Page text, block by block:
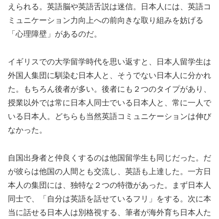
えられる。英語脳や英語舌説は迷信。日本人には、英語コ
ミュニケーション力向上への前向きな取り組みを妨げる
「心理障壁」があるのだ。
イギリスでの大学留学時代を思い返すと、日本人留学生は
外国人集団に馴染む日本人と、そうでない日本人に分かれ
た。もちろん後者が多い。後者にも２つのタイプがあり、
授業以外では常に日本人同士でいる日本人と、常に一人で
いる日本人。どちらも当然英語コミュニケーションは伸び
なかった。
自国出身者と仲良くするのは他国留学生も同じだった。だ
が彼らは他国の人間とも交流し、英語も上達した。一方日
本人の集団には、独特な２つの特徴があった。まず日本人
同士で、「自分は英語を話せているフリ」をする。次に本
当に話せる日本人は別格視する、筆者が海外育ち日本人た